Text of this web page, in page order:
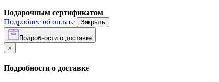
Подарочным сертификатом
Подробнее об оплате
Закрыть
Подробности о доставке
×
Подробности о доставке